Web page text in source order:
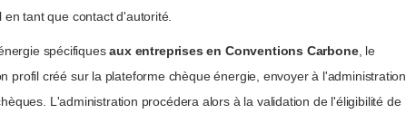
tant que contact d'autorité.
spécifiquesaux entreprises en Conventions Carbone, le
profil créé sur la plateforme chèque énergie, envoyer à l'administration
L'administration procédera alors à la validation de l'éligibilité de